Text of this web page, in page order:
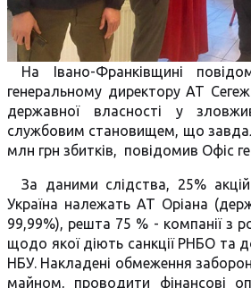
На Івано-Франківщині
генеральному директору АТ
державної власності у
службовим становищем, що
млн грн збитків, повідомив Офіс
За даними слідства, 25%
Україна належать АТ Оріана
99,99%), решта 75 % - компанії з
щодо якої діють санкції РНБО та
НБУ. Накладені обмеження
майном, проводити фінансові